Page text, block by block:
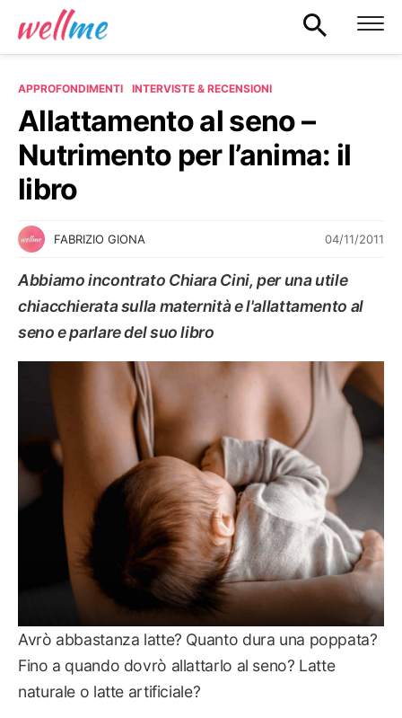
APPROFONDIMENTI INTERVISTE & RECENSIONI
Allattamento al seno –
Nutrimento per l’anima: il
libro
FABRIZIO GIONA 04/11/2011
Abbiamo incontrato Chiara Cini, per una utile
chiacchierata sulla maternità e l'allattamento al
seno e parlare del suo libro
INTERVISTE & RECENSIONI
Avrò abbastanza latte? Quanto dura una poppata?
Fino a quando dovrò allattarlo al seno? Latte
naturale o latte artificiale?